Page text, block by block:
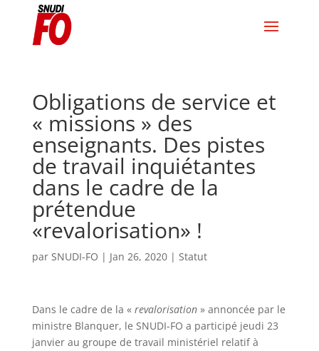
Obligations de service et
« missions » des
enseignants. Des pistes
de travail inquiétantes
dans le cadre de la
prétendue
«revalorisation» !
par SNUDI-FO | Jan 26, 2020| Statut
Dans le cadre de la «revalorisation» annoncée par le
ministre Blanquer, le SNUDI-FO a participé jeudi 23
janvier au groupe de travail ministériel relatif à